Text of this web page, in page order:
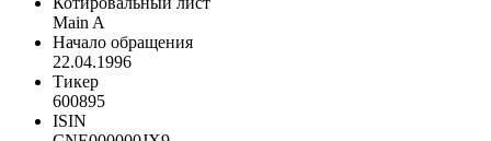
Main A
Начало обращения
22.04.1996
Тикер
600895
ISIN